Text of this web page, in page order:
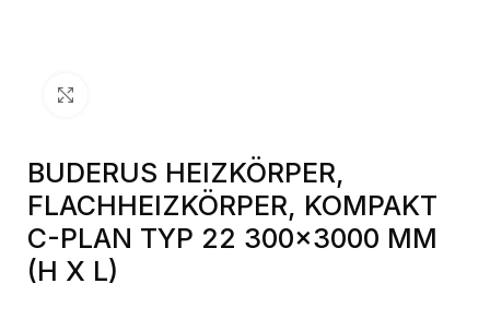
BUDERUS HEIZKÖRPER,
FLACHHEIZKÖRPER, KOMPAKT
C-PLAN TYP 22 300×3000 MM
(H X L)